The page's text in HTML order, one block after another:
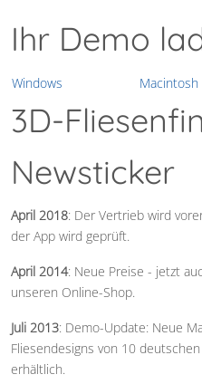
Ihr Demo
Windows Macintosh
3D-
Newsticker
April 2018: Der Vertrieb wird
der App wird geprüft.
April 2014: Neue Preise - jetzt
unseren Online-Shop.
Juli 2013: Demo-Update: Neue
Fliesendesigns von 10
erhältlich.